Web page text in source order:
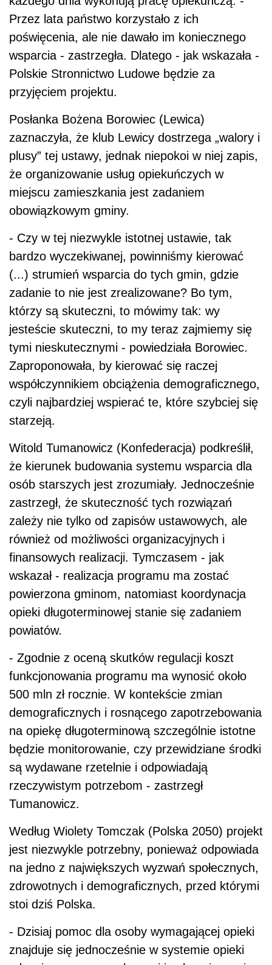
Przez lata państwo korzystało z ich
poświęcenia, ale nie dawało im koniecznego
wsparcia - zastrzegła. Dlatego - jak wskazała -
Polskie Stronnictwo Ludowe będzie za
przyjęciem projektu.
Posłanka Bożena Borowiec (Lewica)
zaznaczyła, że klub Lewicy dostrzega „walory i
plusy” tej ustawy, jednak niepokoi w niej zapis,
że organizowanie usług opiekuńczych w
miejscu zamieszkania jest zadaniem
obowiązkowym gminy.
- Czy w tej niezwykle istotnej ustawie, tak
bardzo wyczekiwanej, powinniśmy kierować
(...) strumień wsparcia do tych gmin, gdzie
zadanie to nie jest zrealizowane? Bo tym,
którzy są skuteczni, to mówimy tak: wy
jesteście skuteczni, to my teraz zajmiemy się
tymi nieskutecznymi - powiedziała Borowiec.
Zaproponowała, by kierować się raczej
współczynnikiem obciążenia demograficznego,
czyli najbardziej wspierać te, które szybciej się
starzeją.
Witold Tumanowicz (Konfederacja) podkreślił,
że kierunek budowania systemu wsparcia dla
osób starszych jest zrozumiały. Jednocześnie
zastrzegł, że skuteczność tych rozwiązań
zależy nie tylko od zapisów ustawowych, ale
również od możliwości organizacyjnych i
finansowych realizacji. Tymczasem - jak
wskazał - realizacja programu ma zostać
powierzona gminom, natomiast koordynacja
opieki długoterminowej stanie się zadaniem
powiatów.
- Zgodnie z oceną skutków regulacji koszt
funkcjonowania programu ma wynosić około
500 mln zł rocznie. W kontekście zmian
demograficznych i rosnącego zapotrzebowania
na opiekę długoterminową szczególnie istotne
będzie monitorowanie, czy przewidziane środki
są wydawane rzetelnie i odpowiadają
rzeczywistym potrzebom - zastrzegł
Tumanowicz.
Według Wiolety Tomczak (Polska 2050) projekt
jest niezwykle potrzebny, ponieważ odpowiada
na jedno z największych wyzwań społecznych,
zdrowotnych i demograficznych, przed którymi
stoi dziś Polska.
- Dzisiaj pomoc dla osoby wymagającej opieki
znajduje się jednocześnie w systemie opieki